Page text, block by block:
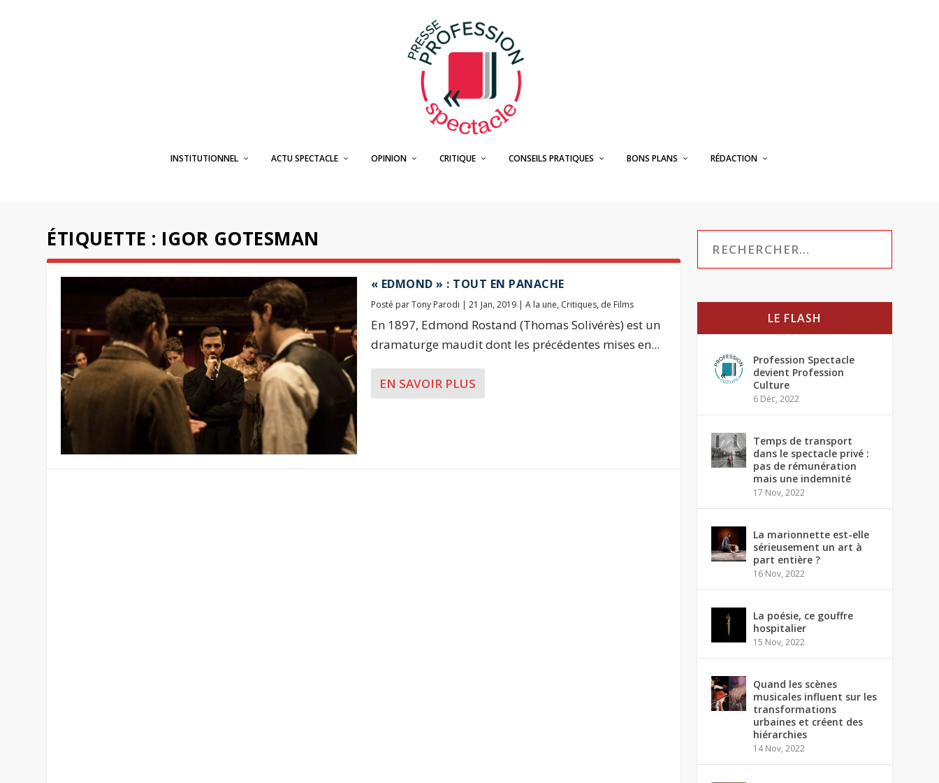
INSTITUTIONNEL ACTU SPECTACLE OPINION CRITIQUE CONSEILS PRATIQUES BONS PLANS RÉDACTION
ÉTIQUETTE : IGOR GOTESMAN
« EDMOND » : TOUT EN PANACHE
Posté parTony Parodi | 21 Jan, 2019| A la une, Critiques, de Films
En 1897, Edmond Rostand (Thomas Solivérès) est un
dramaturge maudit dont les précédentes mises en...
EN SAVOIR PLUS
LE FLASH
Profession Spectacle
devient Profession
Culture
6 Déc, 2022
Temps de transport
dans le spectacle privé :
pas de rémunération
mais une indemnité
17 Nov, 2022
La marionnette est-elle
sérieusement un art à
part entière ?
16 Nov, 2022
La poésie, ce gouffre
hospitalier
15 Nov, 2022
Quand les scènes
musicales influent sur les
transformations
urbaines et créent des
hiérarchies
14 Nov, 2022